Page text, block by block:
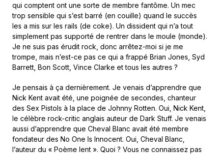
qui comptent ont une sorte de membre fantôme. Un mec
trop sensible qui s’est barré (en couille) quand le succès
les a mis sur les rails (de coke). Un dissident qui n’a tout
simplement pas supporté de rentrer dans le moule (monde).
Je ne suis pas érudit rock, donc arrêtez-moi si je me
trompe, mais n’est-ce pas ce qui a frappé Brian Jones, Syd
Barrett, Bon Scott, Vince Clarke et tous les autres ?
Je pensais à ça dernièrement. Je venais d’apprendre que
Nick Kent avait été, une poignée de secondes, chanteur
des Sex Pistols à la place de Johnny Rotten. Oui, Nick Kent,
le célèbre rock-critic anglais auteur de Dark Stuff. Je venais
aussi d’apprendre que Cheval Blanc avait été membre
fondateur des No One Is Innocent. Oui, Cheval Blanc,
l’auteur du « Poème lent ». Quoi ? Vous ne connaissez pas